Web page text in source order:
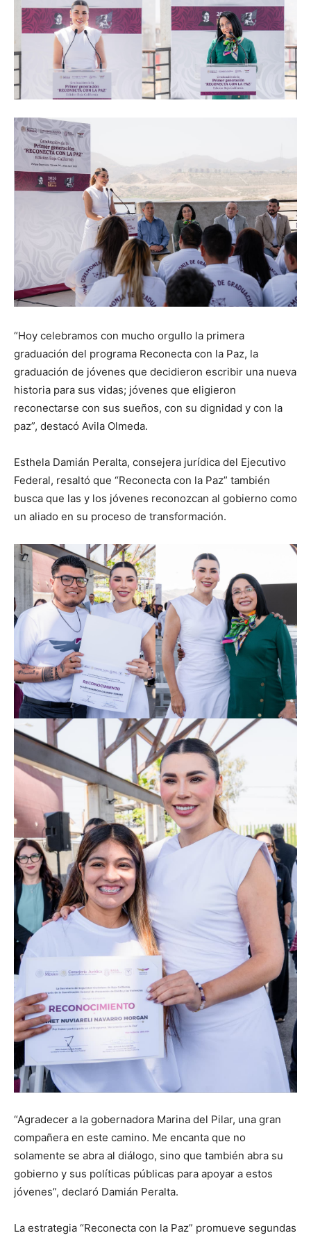
“Hoy celebramos con mucho orgullo la primera
graduación del programa Reconecta con la Paz, la
graduación de jóvenes que decidieron escribir una nueva
historia para sus vidas; jóvenes que eligieron
reconectarse con sus sueños, con su dignidad y con la
paz”, destacó Avila Olmeda.
Esthela Damián Peralta, consejera jurídica del Ejecutivo
Federal, resaltó que “Reconecta con la Paz” también
busca que las y los jóvenes reconozcan al gobierno como
un aliado en su proceso de transformación.
“Agradecer a la gobernadora Marina del Pilar, una gran
compañera en este camino. Me encanta que no
solamente se abra al diálogo, sino que también abra su
gobierno y sus políticas públicas para apoyar a estos
jóvenes”, declaró Damián Peralta.
La estrategia “Reconecta con la Paz” promueve segundas